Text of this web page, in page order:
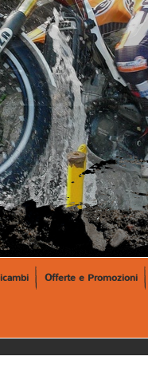
Offerte e Promozioni